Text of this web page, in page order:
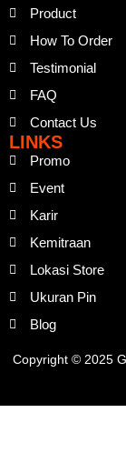
Product
How To Order
Testimonial
FAQ
Contact Us
LINKS
Promo
Event
Karir
Kemitraan
Lokasi Store
Ukuran Pin
Blog
Copyright © 2025